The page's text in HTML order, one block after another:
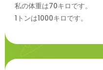
私の体重は70キロです。
1トンは1000キロです。